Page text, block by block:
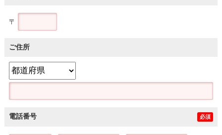
〒
ご住所
電話番号 必須